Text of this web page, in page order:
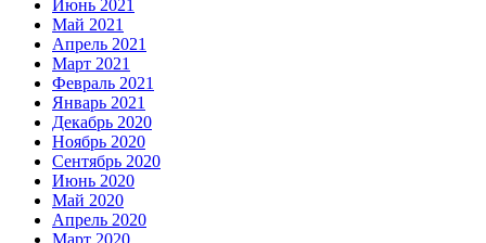
Июнь 2021
Май 2021
Апрель 2021
Март 2021
Февраль 2021
Январь 2021
Декабрь 2020
Ноябрь 2020
Сентябрь 2020
Июнь 2020
Май 2020
Апрель 2020
Март 2020